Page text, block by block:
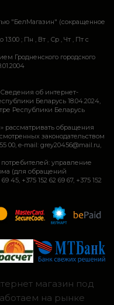
"БелМагазин" (сокращенное
; Пн , Вт , Ср , Чт , Пт c
Гродненского городского
об интернет-
Беларусь 18.04.2024,
Республики Беларусь
рассматривать обращения
законодательством
00, e-mail: grey20456@mail.ru,
управление
(для обращений
45, +375 152 62 69 67, +375 152
магазин под
на рынке